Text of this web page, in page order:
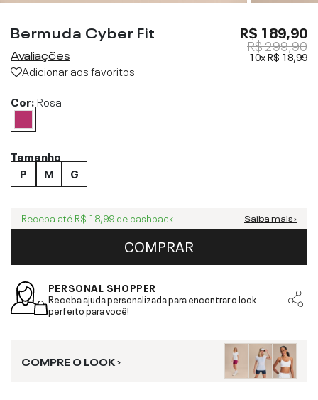
Bermuda Cyber Fit
Avaliações
Adicionar aos favoritos
R$ 189,90
R$ 299,90
10xR$ 18,99
Cor:Rosa
Tamanho
P
M G
Receba até R$ 18,99 de cashback Saiba mais ›
COMPRAR
PERSONAL SHOPPER
Receba ajuda personalizada para encontrar o look
perfeito para você!
COMPRE O LOOK ›